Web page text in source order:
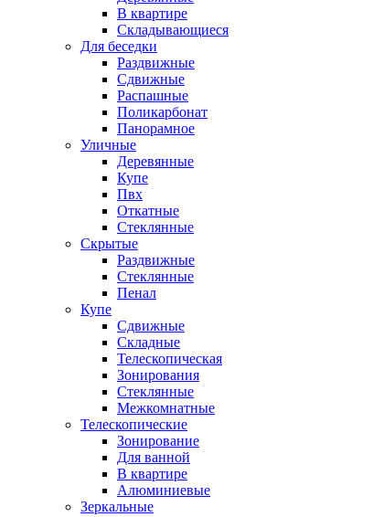
В квартире
Складывающиеся
Для беседки
Раздвижные
Сдвижные
Распашные
Поликарбонат
Панорамное
Уличные
Деревянные
Купе
Пвх
Откатные
Стеклянные
Скрытые
Раздвижные
Стеклянные
Пенал
Купе
Сдвижные
Складные
Телескопическая
Зонирования
Стеклянные
Межкомнатные
Телескопические
Зонирование
Для ванной
В квартире
Алюминиевые
Зеркальные